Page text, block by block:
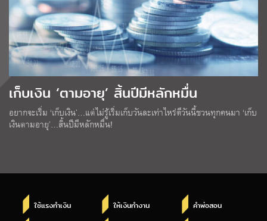
เก็บเงิน ‘ตามอายุ’ สิ้นปีมีหลักหมื่น
อยากจะเริ่ม ‘เก็บเงิน’…แต่ไม่รู้เริ่มเก็บวันละเท่าไหร่ดีวันนี้ชวนทุกคนมา ‘เก็บ
เงินตามอายุ’…สิ้นปีมีหลักหมื่น!
ใช้แรงทำเงิน ให้เงินทำงาน คำพ่อสอน